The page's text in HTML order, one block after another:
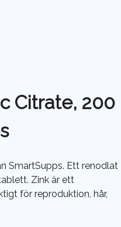
Citrate, 200
SmartSupps. Ett renodlat
Zink är ett
för reproduktion, hår,